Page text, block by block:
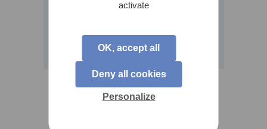
commencer le décompte !
activate
OK, accept all
Deny all cookies
Personalize